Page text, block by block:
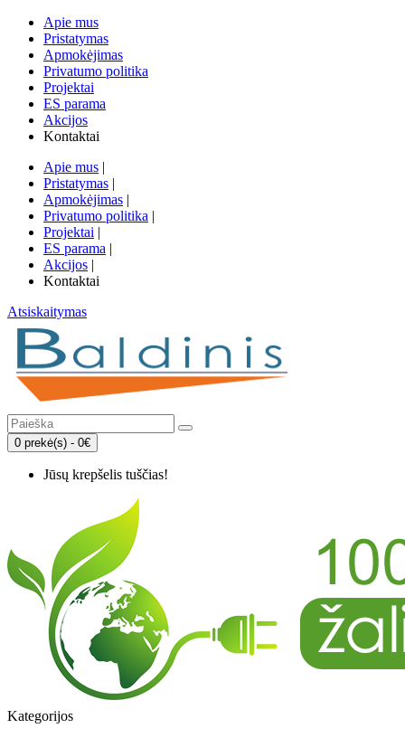
Apie mus
Pristatymas
Apmokėjimas
Privatumo politika
Projektai
ES parama
Akcijos
Kontaktai
Apie mus |
Pristatymas |
Apmokėjimas |
Privatumo politika |
Projektai |
ES parama |
Akcijos |
Kontaktai
Atsiskaitymas
0 prekė(s) - 0€
Jūsų krepšelis tuščias!
Kategorijos